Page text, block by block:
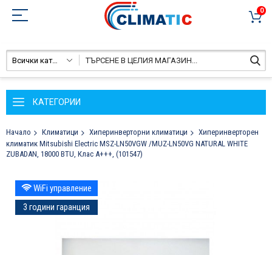
0
Всички категории
КАТЕГОРИИ
Начало Климатици Хиперинверторни климатици
Хиперинверторен
климатик Mitsubishi Electric MSZ-LN50VGW /MUZ-LN50VG NATURAL WHITE
ZUBADAN, 18000 BTU, Клас A+++, (101547)
Преминете
към
края
на
WiFi управление
3 години гаранция